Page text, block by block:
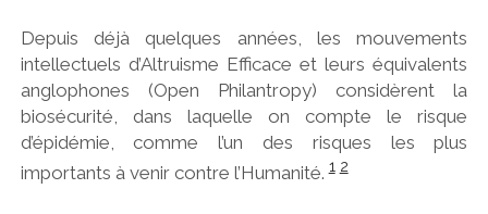
Depuis déjà quelques années, les mouvements
intellectuels d’Altruisme Efficace et leurs équivalents
anglophones (Open Philantropy) considèrent la
biosécurité, dans laquelle on compte le risque
d’épidémie, comme l’un des risques les plus
importants à venir contre l’Humanité.1 2